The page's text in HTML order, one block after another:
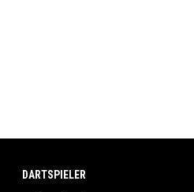
DARTSPIELER